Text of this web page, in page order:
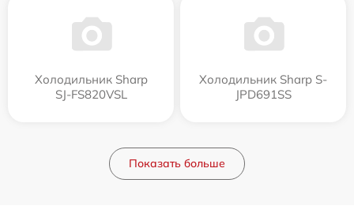
Холодильник Sharp
SJ-FS820VSL
Холодильник Sharp S-
JPD691SS
Показать больше